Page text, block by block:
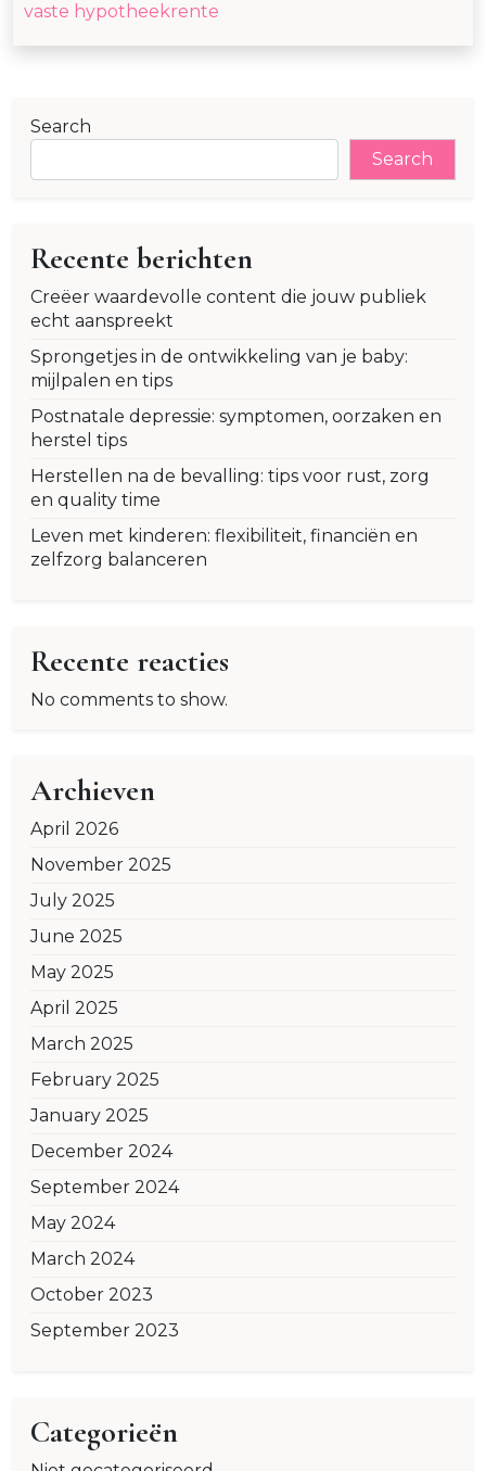
vaste hypotheekrente
Search
Search
Recente berichten
Creëer waardevolle content die jouw publiek
echt aanspreekt
Sprongetjes in de ontwikkeling van je baby:
mijlpalen en tips
Postnatale depressie: symptomen, oorzaken en
herstel tips
Herstellen na de bevalling: tips voor rust, zorg
en quality time
Leven met kinderen: flexibiliteit, financiën en
zelfzorg balanceren
Recente reacties
No comments to show.
Archieven
April 2026
November 2025
July 2025
June 2025
May 2025
April 2025
March 2025
February 2025
January 2025
December 2024
September 2024
May 2024
March 2024
October 2023
September 2023
Categorieën